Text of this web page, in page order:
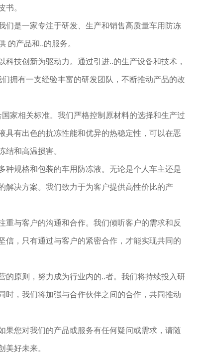
书。
们是一家专注于研发、生产和销售高质量车用防冻
的产品和..的服务。
技创新为驱动力。通过引进..的生产设备和技术，
拥有一支经验丰富的研发团队，不断推动产品的改
家相关标准。我们严格控制原材料的选择和生产过
具有出色的抗冻性能和优异的热稳定性，可以在恶
结和高温损害。
种规格和包装的车用防冻液。无论是个人车主还是
解决方案。我们致力于为客户提供高性价比的产
重与客户的沟通和合作。我们倾听客户的需求和反
信，只有通过与客户的紧密合作，才能实现共同的
的原则，努力成为行业内的..者。我们将持续投入研
时，我们将加强与合作伙伴之间的合作，共同推动
果您对我们的产品或服务有任何疑问或需求，请随
美好未来。